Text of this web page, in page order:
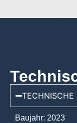
TECHNISCHE
Baujahr: 2023